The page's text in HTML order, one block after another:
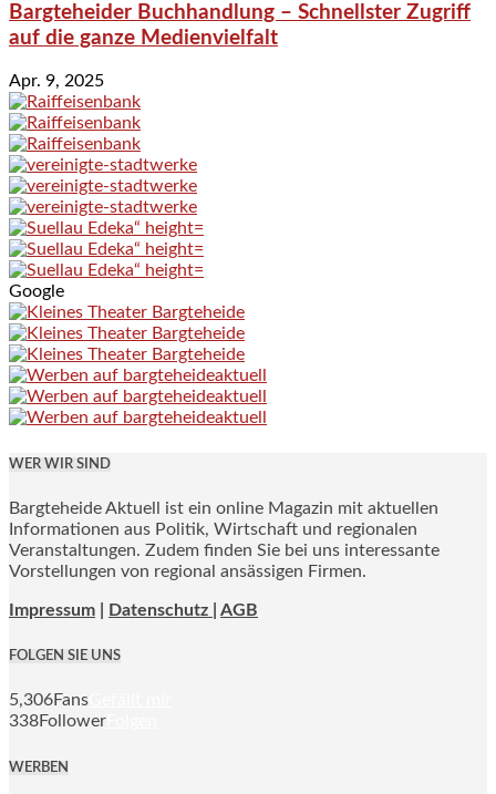
Bargteheider Buchhandlung – Schnellster Zugriff
auf die ganze Medienvielfalt
Apr. 9, 2025
Google
WER WIR SIND
Bargteheide Aktuell ist ein online Magazin mit aktuellen
Informationen aus Politik, Wirtschaft und regionalen
Veranstaltungen. Zudem finden Sie bei uns interessante
Vorstellungen von regional ansässigen Firmen.
Impressum Datenschutz | AGB
FOLGEN SIE UNS
5,306Fans
338Follower
WERBEN